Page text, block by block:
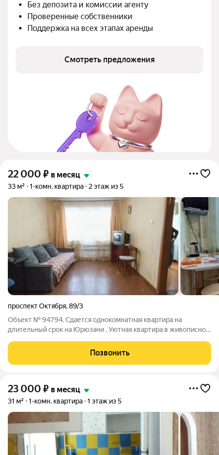
Без депозита и комиссии агенту
Проверенные собственники
Поддержка на всех этапах аренды
Смотреть предложения
22 000 ₽ в месяц
33 м² 1-комн. квартира 2 этаж из 5
проспект Октября,89/3
Объект № 94794. Сдается однокомнатная квартира на
длительный срок на Юрюзани . Уютная квартира в живописном
5ти минутах ходьбы, сдаётся на долгий срок.
Позвонить
23 000 ₽ в месяц
31 м² 1-комн. квартира 1 этаж из 5